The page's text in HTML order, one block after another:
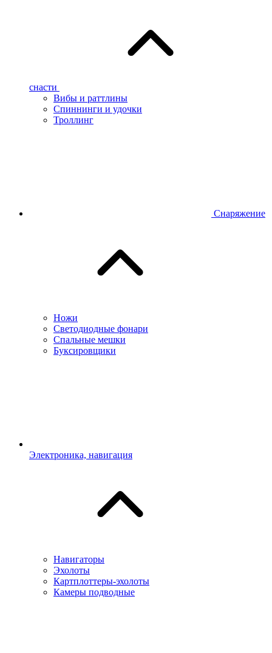
снасти
Вибы и раттлины
Спиннинги и удочки
Троллинг
Снаряжение
Ножи
Светодиодные фонари
Спальные мешки
Буксировщики
Электроника, навигация
Навигаторы
Эхолоты
Картплоттеры-эхолоты
Камеры подводные